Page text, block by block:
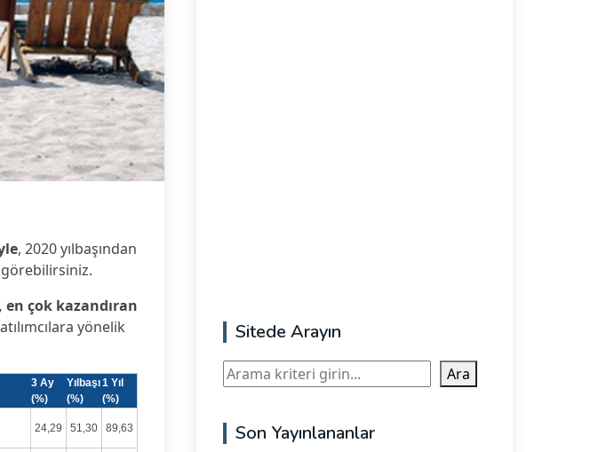
, 2020 yılbaşından
görebilirsiniz.
çok kazandıran
yönelik
3 Ay
(%)
Yılbaşı
(%)
1 Yıl
(%)
24,29 51,30 89,63
Sitede Arayın
Ara Ara
Son Yayınlananlar